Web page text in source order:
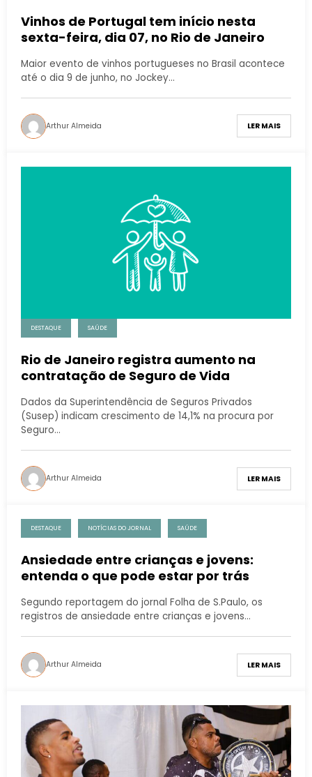
Vinhos de Portugal tem início nesta
sexta-feira, dia 07, no Rio de Janeiro
Maior evento de vinhos portugueses no Brasil acontece
até o dia 9 de junho, no Jockey…
Arthur Almeida LER MAIS
DESTAQUE SAÚDE
Rio de Janeiro registra aumento na
contratação de Seguro de Vida
Dados da Superintendência de Seguros Privados
(Susep) indicam crescimento de 14,1% na procura por
Seguro…
Arthur Almeida LER MAIS
DESTAQUE NOTÍCIAS DO JORNAL SAÚDE
Ansiedade entre crianças e jovens:
entenda o que pode estar por trás
Segundo reportagem do jornal Folha de S.Paulo, os
registros de ansiedade entre crianças e jovens…
Arthur Almeida LER MAIS